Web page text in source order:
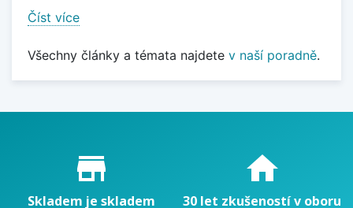
Číst více
Všechny články a témata najdete v naší poradně.
Proč nakupovat u nás?
store_mall_directory
Skladem je skladem
home
30 let zkušeností v oboru